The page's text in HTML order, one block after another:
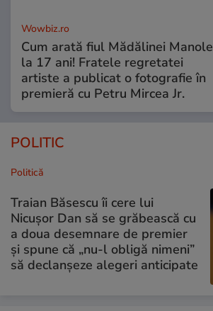
Wowbiz.ro
Cum arată fiul Mădălinei Manole
la 17 ani! Fratele regretatei
artiste a publicat o fotografie în
premieră cu Petru Mircea Jr.
POLITIC
Politică
Traian Băsescu îi cere lui
Nicușor Dan să se grăbească cu
a doua desemnare de premier
și spune că „nu-l obligă nimeni”
să declanșeze alegeri anticipate